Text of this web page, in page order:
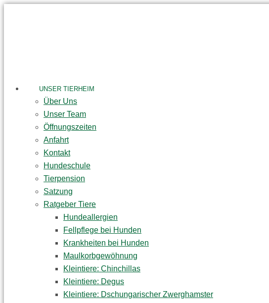
UNSER TIERHEIM
Über Uns
Unser Team
Öffnungszeiten
Anfahrt
Kontakt
Hundeschule
Tierpension
Satzung
Ratgeber Tiere
Hundeallergien
Fellpflege bei Hunden
Krankheiten bei Hunden
Maulkorbgewöhnung
Kleintiere: Chinchillas
Kleintiere: Degus
Kleintiere: Dschungarischer Zwerghamster